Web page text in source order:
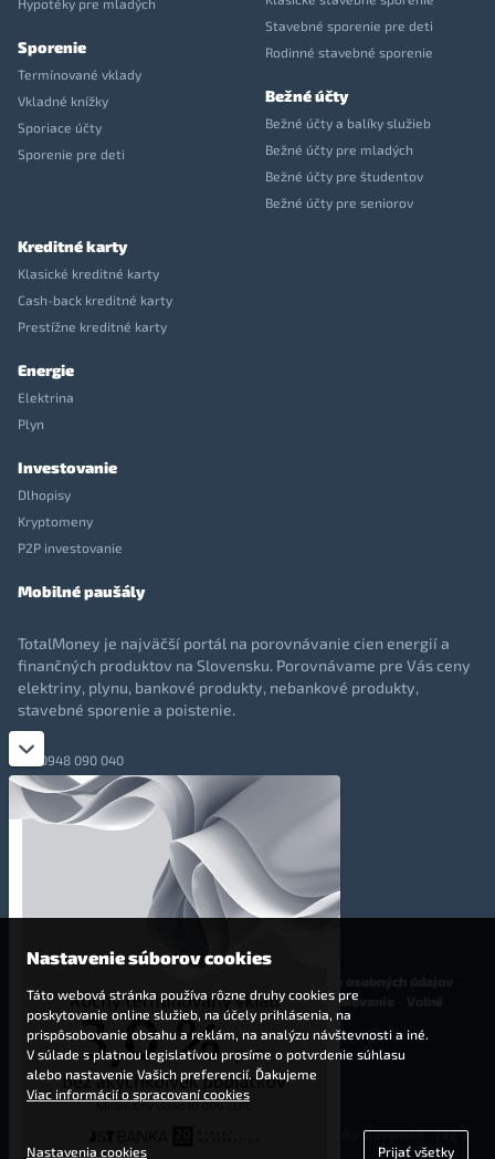
Hypotéky pre mladých
Sporenie
Termínované vklady
Vkladné knížky
Sporiace účty
Sporenie pre deti
Stavebné sporenie pre deti
Rodinné stavebné sporenie
Bežné účty
Bežné účty a balíky služieb
Bežné účty pre mladých
Bežné účty pre študentov
Bežné účty pre seniorov
Kreditné karty
Klasické kreditné karty
Cash-back kreditné karty
Prestížne kreditné karty
Energie
Elektrina
Plyn
Investovanie
Dlhopisy
Kryptomeny
P2P investovanie
Mobilné paušály
TotalMoney je najväčší portál na porovnávanie cien energií a
finančných produktov na Slovensku. Porovnávame pre Vás ceny
elektriny, plynu, bankové produkty, nebankové produkty,
stavebné sporenie a poistenie.
0948 090 040
+421 948 090 051
info@totalmoney.sk
Levočská 866, Poprad, 058 01
Cookies-Nastavenia cookies -Finančné sprostredkovanie
pracovné miesta
Affiliate - partnerský program
(samostatný finančný agent, povolenie Národnej banky Slovenska - reg. č.
127292)
Nastavenie súborov cookies
Táto webová stránka používa rôzne druhy cookies pre
poskytovanie online služieb, na účely prihlásenia, na
prispôsobovanie obsahu a reklám, na analýzu návštevnosti a iné.
V súlade s platnou legislatívou prosíme o potvrdenie súhlasu
alebo nastavenie Vašich preferencií. Ďakujeme
Viac informácií o spracovaní cookies
Nastavenia cookies Prijať všetky